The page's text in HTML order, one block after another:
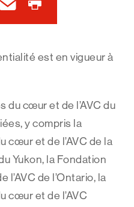
Courriel
est en vigueur à
du cœur et de l’AVC du
y compris la
cœur et de l’AVC de la
Yukon, la Fondation
de l’Ontario, la
cœur et de l’AVC